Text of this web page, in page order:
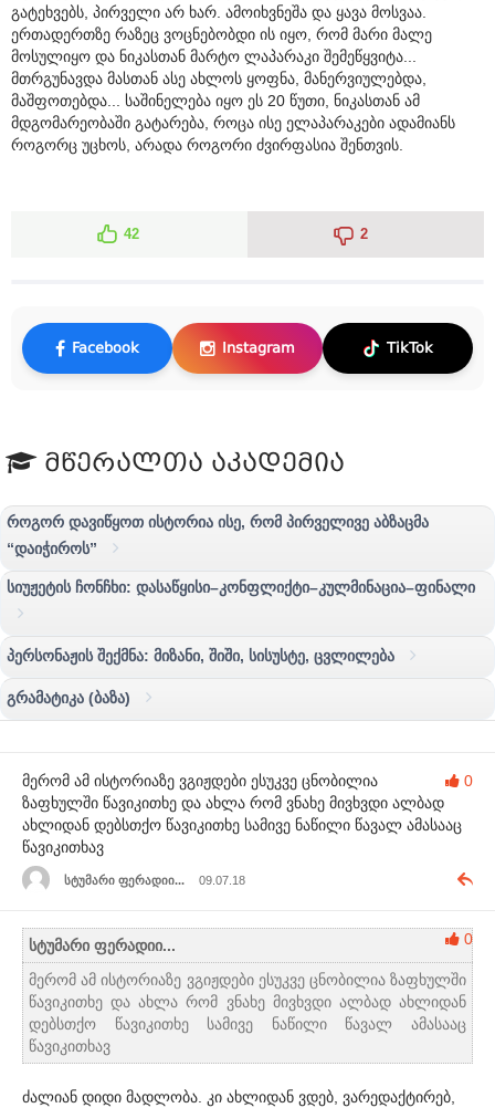
გატეხვებს, პირველი არ ხარ. ამოიხვნეშა და ყავა მოსვაა.
ერთადერთზე რაზეც ვოცნებობდი ის იყო, რომ მარი მალე
მოსულიყო და ნიკასთან მარტო ლაპარაკი შემეწყვიტა...
მთრგუნავდა მასთან ასე ახლოს ყოფნა, მანერვიულებდა,
მაშფოთებდა... საშინელება იყო ეს 20 წუთი, ნიკასთან ამ
მდგომარეობაში გატარება, როცა ისე ელაპარაკები ადამიანს
როგორც უცხოს, არადა როგორი ძვირფასია შენთვის.
42 2
Facebook Instagram TikTok
მწერალთა აკადემია
როგორ დავიწყოთ ისტორია ისე, რომ პირველივე აბზაცმა
“დაიჭიროს”
სიუჟეტის ჩონჩხი: დასაწყისი–კონფლიქტი–კულმინაცია–ფინალი
პერსონაჟის შექმნა: მიზანი, შიში, სისუსტე, ცვლილება
გრამატიკა (ბაზა)
0
მერომ ამ ისტორიაზე ვგიჟდები ესუკვე ცნობილია
ზაფხულში წავიკითხე და ახლა რომ ვნახე მივხვდი ალბად
ახლიდან დებსთქო წავიკითხე სამივე ნაწილი წავალ ამასააც
წავიკითხავ
სტუმარი ფერადიი... 09.07.18
0
სტუმარი ფერადიი...
მერომ ამ ისტორიაზე ვგიჟდები ესუკვე ცნობილია ზაფხულში
წავიკითხე და ახლა რომ ვნახე მივხვდი ალბად ახლიდან
დებსთქო წავიკითხე სამივე ნაწილი წავალ ამასააც
წავიკითხავ
ძალიან დიდი მადლობა. კი ახლიდან ვდებ, ვარედაქტირებ,